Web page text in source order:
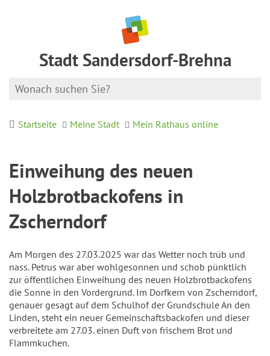
Stadt Sandersdorf-Brehna
Startseite Meine Stadt Mein Rathaus online
Einweihung des neuen
Holzbrotbackofens in
Zscherndorf
Am Morgen des 27.03.2025 war das Wetter noch trüb und
nass. Petrus war aber wohlgesonnen und schob pünktlich
zur öffentlichen Einweihung des neuen Holzbrotbackofens
die Sonne in den Vordergrund. Im Dorfkern von Zscherndorf,
genauer gesagt auf dem Schulhof der Grundschule An den
Linden, steht ein neuer Gemeinschaftsbackofen und dieser
verbreitete am 27.03. einen Duft von frischem Brot und
Flammkuchen.